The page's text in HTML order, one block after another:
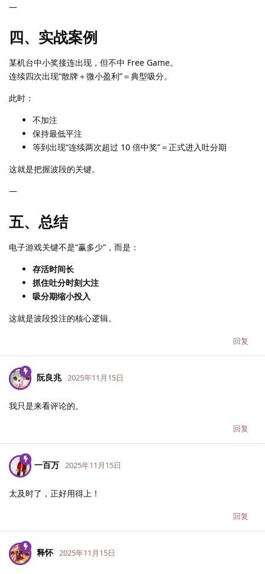
—
四、实战案例
某机台中小奖接连出现，但不中 Free Game。
连续四次出现“散牌＋微小盈利”＝典型吸分。
此时：
不加注
保持最低平注
等到出现“连续两次超过 10 倍中奖”＝正式进入吐分期
这就是把握波段的关键。
—
五、总结
电子游戏关键不是“赢多少”，而是：
存活时间长
抓住吐分时刻大注
吸分期缩小投入
这就是波段投注的核心逻辑。
回复
阮良兆 2025年11月15日
我只是来看评论的。
回复
一百万 2025年11月15日
太及时了，正好用得上！
回复
释怀 2025年11月15日